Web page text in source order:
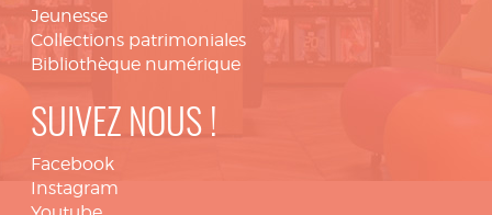
Jeunesse
Collections patrimoniales
Bibliothèque numérique
SUIVEZ NOUS !
Facebook
Instagram